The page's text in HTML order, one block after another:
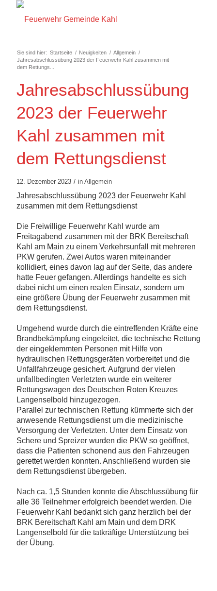
Sie sind hier: Startseite / Neuigkeiten / Allgemein /
Jahresabschlussübung 2023 der Feuerwehr Kahl zusammen mit
dem Rettungs...
Jahresabschlussübung
2023 der Feuerwehr
Kahl zusammen mit
dem Rettungsdienst
12. Dezember 2023 / in Allgemein
Jahresabschlussübung 2023 der Feuerwehr Kahl
zusammen mit dem Rettungsdienst
Die Freiwillige Feuerwehr Kahl wurde am
Freitagabend zusammen mit der BRK Bereitschaft
Kahl am Main zu einem Verkehrsunfall mit mehreren
PKW gerufen. Zwei Autos waren miteinander
kollidiert, eines davon lag auf der Seite, das andere
hatte Feuer gefangen. Allerdings handelte es sich
dabei nicht um einen realen Einsatz, sondern um
eine größere Übung der Feuerwehr zusammen mit
dem Rettungsdienst.
Umgehend wurde durch die eintreffenden Kräfte eine
Brandbekämpfung eingeleitet, die technische Rettung
der eingeklemmten Personen mit Hilfe von
hydraulischen Rettungsgeräten vorbereitet und die
Unfallfahrzeuge gesichert. Aufgrund der vielen
unfallbedingten Verletzten wurde ein weiterer
Rettungswagen des Deutschen Roten Kreuzes
Langenselbold hinzugezogen.
Parallel zur technischen Rettung kümmerte sich der
anwesende Rettungsdienst um die medizinische
Versorgung der Verletzten. Unter dem Einsatz von
Schere und Spreizer wurden die PKW so geöffnet,
dass die Patienten schonend aus den Fahrzeugen
gerettet werden konnten. Anschließend wurden sie
dem Rettungsdienst übergeben.
Nach ca. 1,5 Stunden konnte die Abschlussübung für
alle 36 Teilnehmer erfolgreich beendet werden. Die
Feuerwehr Kahl bedankt sich ganz herzlich bei der
BRK Bereitschaft Kahl am Main und dem DRK
Langenselbold für die tatkräftige Unterstützung bei
der Übung.